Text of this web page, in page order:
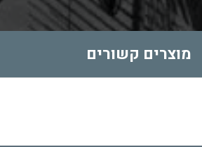
מוצרים קשורים